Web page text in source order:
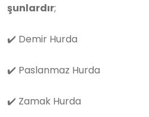
şunlardır;
✔️ Demir Hurda
✔️ Paslanmaz Hurda
✔️ Zamak Hurda